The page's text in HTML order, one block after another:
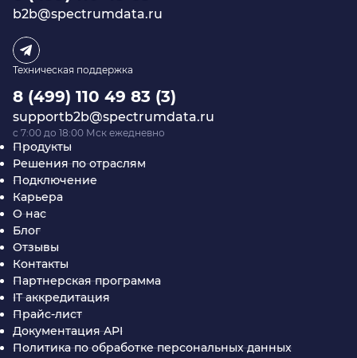
Продукты
Решения по отраслям
Подключение
Карьера
О нас
Блог
Отзывы
Контакты
Партнерская программа
IT аккредитация
Прайс-лист
Документация API
Политика по обработке персональных данных
b2b@spectrumdata.ru
Техническая поддержка
8 (499) 110 49 83 (3)
supportb2b@spectrumdata.ru
c 7:00 до 18:00 Мск ежедневно